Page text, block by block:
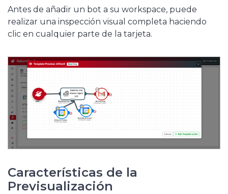
Antes de añadir un bot a su workspace, puede
realizar una inspección visual completa haciendo
clic en cualquier parte de la tarjeta.
Características de la
Previsualización